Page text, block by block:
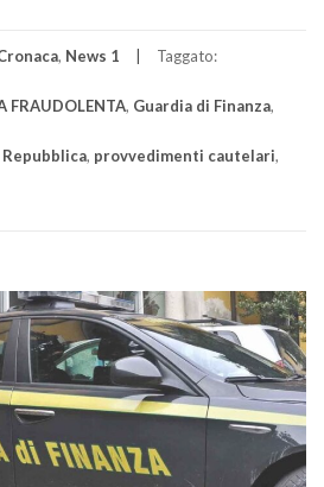
, News 1 Taggato:
FRAUDOLENTA, Guardia di Finanza,
, provvedimenti cautelari,